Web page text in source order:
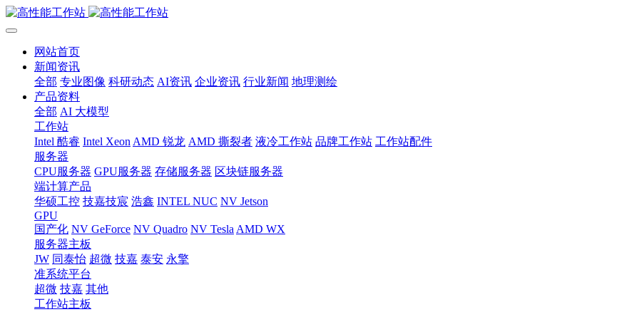
网站首页
新闻资讯
全部 专业图像 科研动态 AI资讯 企业资讯 行业新闻 地理测绘
产品资料
全部 AI 大模型
工作站
Intel 酷睿 Intel Xeon AMD 锐龙 AMD 撕裂者 液冷工作站 品牌工作站 工作站配件
服务器
CPU服务器 GPU服务器 存储服务器 区块链服务器
端计算产品
华硕工控 技嘉技宸 浩鑫 INTEL NUC NV Jetson
GPU
国产化 NV GeForce NV Quadro NV Tesla AMD WX
服务器主板
JW 同泰怡 超微 技嘉 泰安 永擎
准系统平台
超微 技嘉 其他
工作站主板